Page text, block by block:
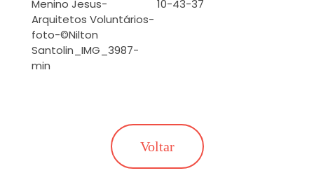
Voltar